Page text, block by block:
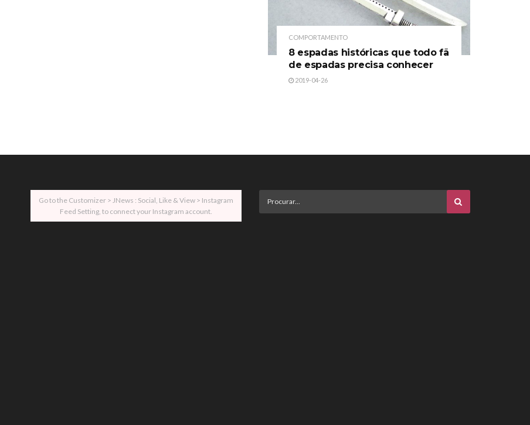
COMPORTAMENTO
8 espadas históricas que todo fã
de espadas precisa conhecer
2019-04-26
Go to the Customizer > JNews : Social, Like & View > Instagram
Feed Setting, to connect your Instagram account.